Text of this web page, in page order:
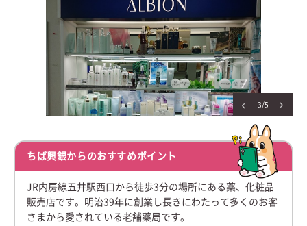
3/5
ちば興銀からのおすすめポイント
JR内房線五井駅西口から徒歩3分の場所にある薬、化粧品
販売店です。明治39年に創業し長きにわたって多くのお客
さまから愛されている老舗薬局です。